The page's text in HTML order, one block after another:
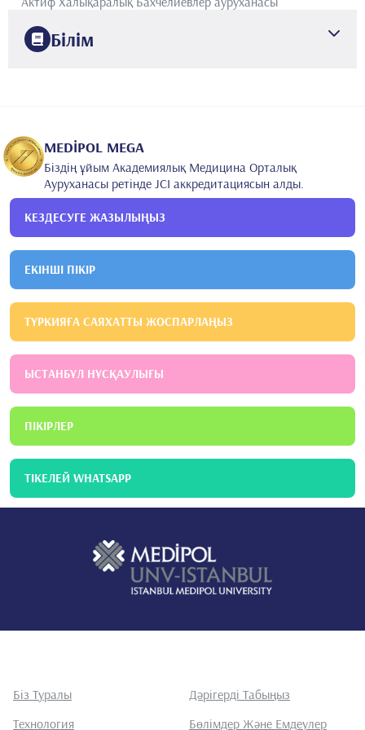
Білім
(ЧАПА) Психикалық денсаулық және бұзылыстар бөлімі
MEDİPOL MEGA
Біздің ұйым Академиялық Медицина Орталық
Ауруханасы ретінде JCI аккредитациясын алды.
КЕЗДЕСУГЕ ЖАЗЫЛЫҢЫЗ
ЕКІНШІ ПІКІР
ТҮРКИЯҒА САЯХАТТЫ ЖОСПАРЛАҢЫЗ
ЫСТАНБҰЛ НҰСҚАУЛЫҒЫ
ПІКІРЛЕР
ТІКЕЛЕЙ WHATSAPP
Біз Туралы
Дәрігерді Табыңыз
Технология
Бөлімдер Және Емдеулер